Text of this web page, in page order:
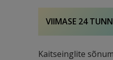
VIIMASE 24
Kaitseinglite